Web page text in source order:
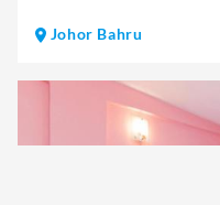
Johor Bahru